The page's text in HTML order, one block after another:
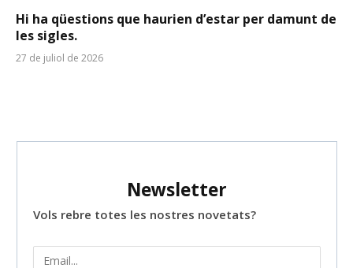
Hi ha qüestions que haurien d’estar per damunt de
les sigles.
27 de juliol de 2026
Newsletter
Vols rebre totes les nostres novetats?